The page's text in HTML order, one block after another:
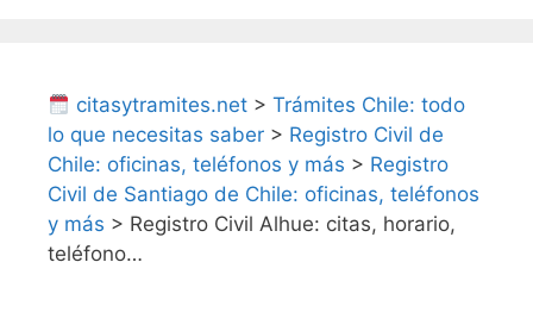
citasytramites.net >Trámites Chile: todo
lo que necesitas saber > Registro Civil de
Chile: oficinas, teléfonos y más > Registro
Civil de Santiago de Chile: oficinas, teléfonos
y más > Registro Civil Alhue: citas, horario,
teléfono…